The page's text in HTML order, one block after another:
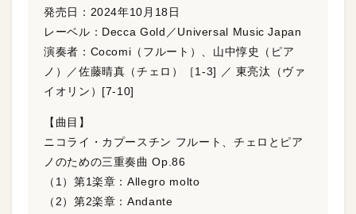
発売日：2024年10月18日
レーベル：Decca Gold／Universal Music Japan
演奏者：Cocomi（フルート）、山中惇史（ピア
ノ）／佐藤晴真（チェロ）［1-3] ／ 東亮汰（ヴァ
イオリン）[7-10]
【曲目】
ニコライ・カプースチン フルート、チェロとピア
ノのための三重奏曲 Op.86
（1）第1楽章：Allegro molto
（2）第2楽章：Andante